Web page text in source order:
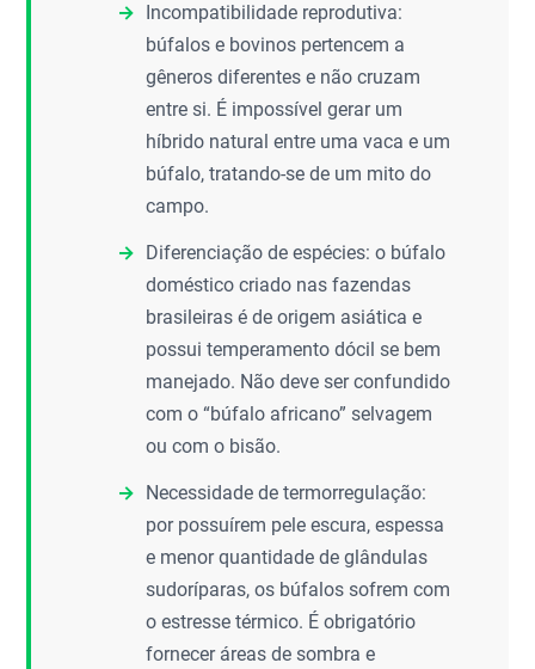
Incompatibilidade reprodutiva:
búfalos e bovinos pertencem a
gêneros diferentes e não cruzam
entre si. É impossível gerar um
híbrido natural entre uma vaca e um
búfalo, tratando-se de um mito do
campo.
Diferenciação de espécies: o búfalo
doméstico criado nas fazendas
brasileiras é de origem asiática e
possui temperamento dócil se bem
manejado. Não deve ser confundido
com o “búfalo africano” selvagem
ou com o bisão.
Necessidade de termorregulação:
por possuírem pele escura, espessa
e menor quantidade de glândulas
sudoríparas, os búfalos sofrem com
o estresse térmico. É obrigatório
fornecer áreas de sombra e